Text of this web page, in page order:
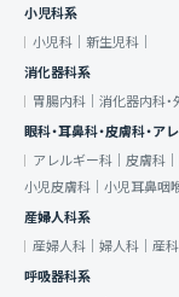
小児科系
小児科｜ 新生児科｜
消化器科系
胃腸内科｜ 消化器内科・
眼科・耳鼻科・皮膚科・ア
アレルギー科｜ 皮膚科｜
小児皮膚科｜ 小児耳鼻咽
産婦人科系
産婦人科｜ 婦人科｜ 産科
呼吸器科系